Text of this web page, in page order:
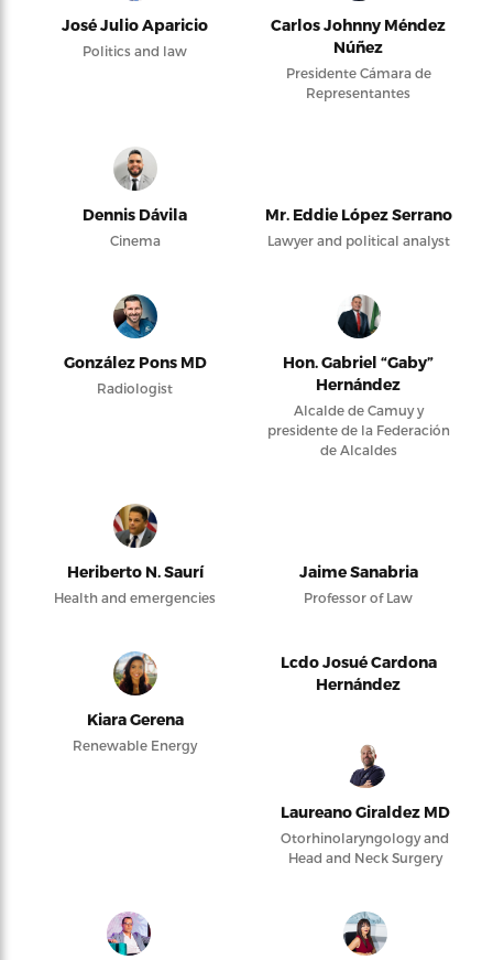
José Julio Aparicio
Politics and law
Carlos Johnny Méndez
Núñez
Presidente Cámara de
Representantes
Dennis Dávila
Cinema
Mr. Eddie López Serrano
Lawyer and political analyst
González Pons MD
Radiologist
Hon. Gabriel “Gaby”
Hernández
Alcalde de Camuy y
presidente de la Federación
de Alcaldes
Heriberto N. Saurí
Health and emergencies
Jaime Sanabria
Professor of Law
Kiara Gerena
Renewable Energy
Lcdo Josué Cardona
Hernández
Laureano Giraldez MD
Otorhinolaryngology and
Head and Neck Surgery